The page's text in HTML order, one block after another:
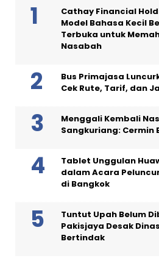
Cathay Financial
Model Bahasa Kecil
Terbuka untuk
Nasabah
Bus Primajasa
Cek Rute, Tarif, dan
Menggali Kembali
Sangkuriang: Cermin
Tablet Unggulan
dalam Acara
di Bangkok
Tuntut Upah Belum
Pakisjaya Desak
Bertindak